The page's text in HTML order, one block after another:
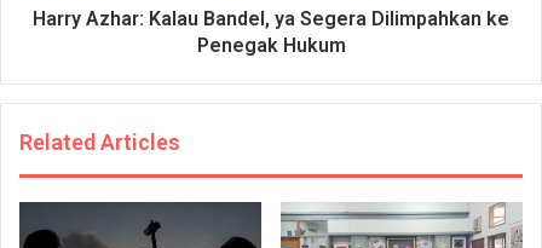
Harry Azhar: Kalau Bandel, ya Segera Dilimpahkan ke
Penegak Hukum
Related Articles